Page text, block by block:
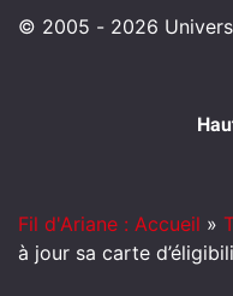
© 2005 - 2026
Fil d'Ariane : Accueil »
à jour sa carte